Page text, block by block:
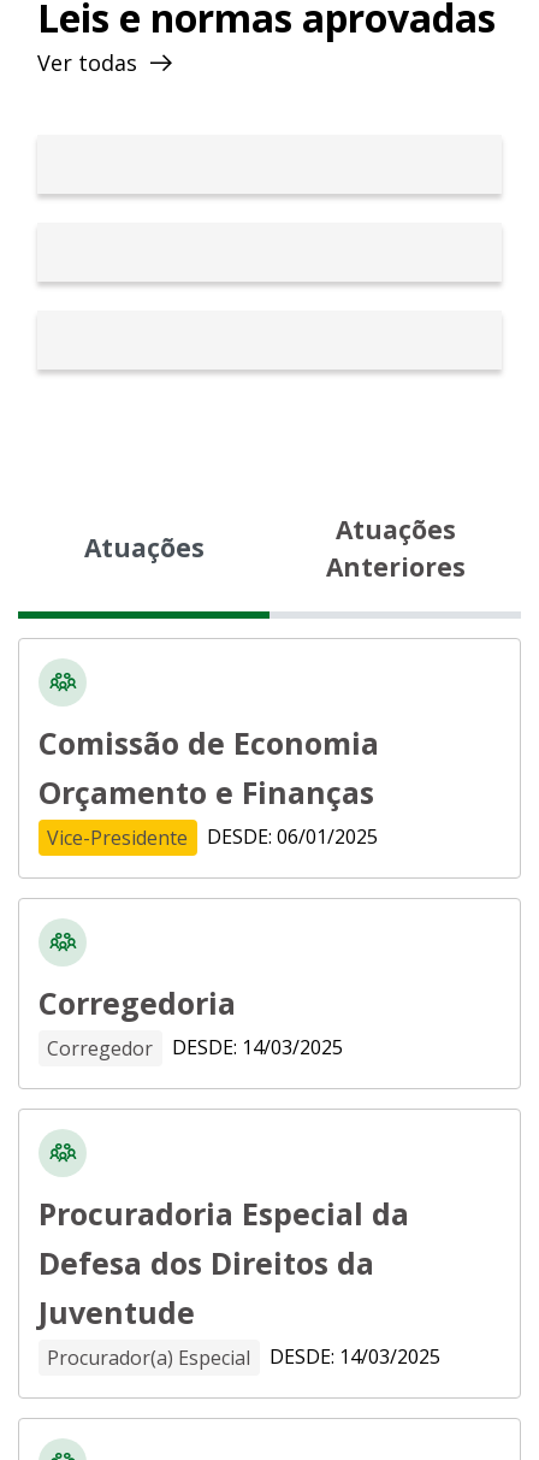
presidente da Comissão de Economia,
Orçamento e Finanças (CEOF).
Leis e normas aprovadas
Ver todas
Atuações
Atuações
Anteriores
Comissão de Economia
Orçamento e Finanças
Vice-Presidente DESDE: 06/01/2025
Corregedoria
Corregedor DESDE: 14/03/2025
Procuradoria Especial da
Defesa dos Direitos da
Juventude
Procurador(a) Especial DESDE: 14/03/2025